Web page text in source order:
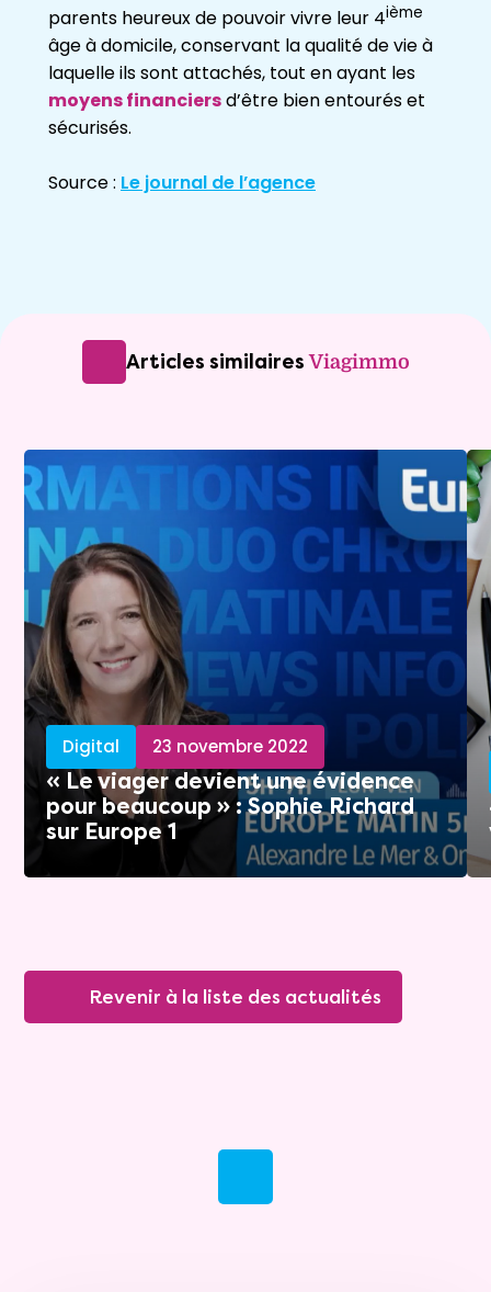
parents heureux de pouvoir vivre leur 4ième
âge à domicile, conservant la qualité de vie à
laquelle ils sont attachés, tout en ayant les
moyens financiersd’être bien entourés et
sécurisés.
Source : Le journal de l’agence
Articles similairesViagimmo
Digital 23 novembre 2022
« Le viager devient une évidence
pour beaucoup » : Sophie Richard
sur Europe 1
Revenir à la liste des actualités